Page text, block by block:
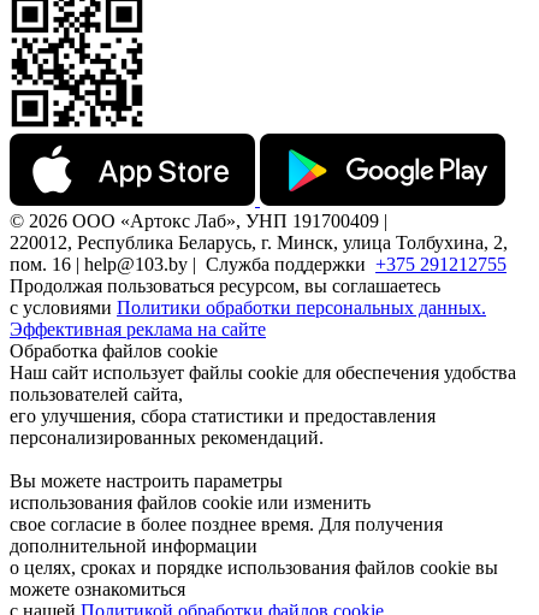
© 2026 ООО «Артокс Лаб», УНП 191700409 |
220012, Республика Беларусь, г. Минск, улица Толбухина, 2,
пом. 16 | help@103.by | Служба поддержки +375 291212755
Продолжая пользоваться ресурсом, вы соглашаетесь
с условиями Политики обработки персональных данных.
Эффективная реклама на сайте
Обработка файлов cookie
Наш сайт использует файлы cookie для обеспечения удобства
пользователей сайта,
его улучшения, сбора статистики и предоставления
персонализированных рекомендаций.
Вы можете настроить параметры
использования файлов cookie или изменить
свое согласие в более позднее время. Для получения
дополнительной информации
о целях, сроках и порядке использования файлов cookie вы
можете ознакомиться
с нашей Политикой обработки файлов cookie